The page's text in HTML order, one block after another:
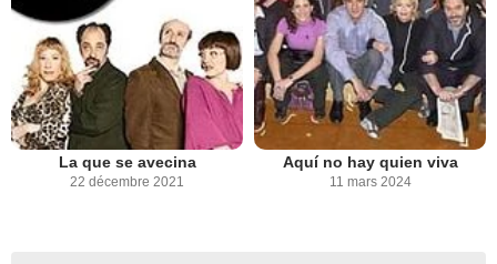
La que se avecina
22 décembre 2021
Aquí no hay quien viva
11 mars 2024